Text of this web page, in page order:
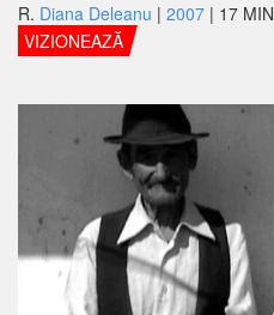
R. Diana Deleanu | 2007 | 17 MIN
VIZIONEAZĂ